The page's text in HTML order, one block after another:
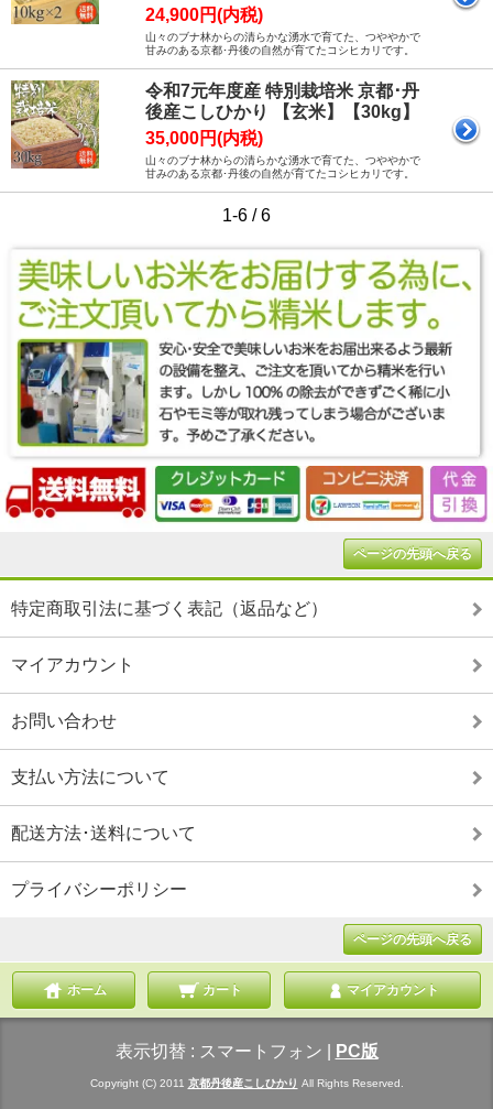
24,900円(内税)
山々のブナ林からの清らかな湧水で育てた、つややかで
甘みのある京都･丹後の自然が育てたコシヒカリです。
令和7元年度産 特別栽培米 京都･丹
後産こしひかり 【玄米】【30kg】
35,000円(内税)
山々のブナ林からの清らかな湧水で育てた、つややかで
甘みのある京都･丹後の自然が育てたコシヒカリです。
1-6 / 6
ページの先頭へ戻る
特定商取引法に基づく表記（返品など）
マイアカウント
お問い合わせ
支払い方法について
配送方法･送料について
プライバシーポリシー
ページの先頭へ戻る
ホーム カート マイアカウント
表示切替 : スマートフォン PC版
Copyright (C) 2011 京都丹後産こしひかり All Rights Reserved.